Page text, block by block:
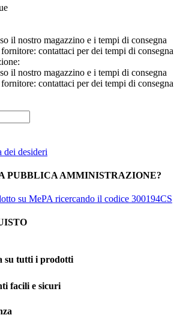
il nostro magazzino e i tempi di consegna
contattaci per dei tempi di consegna
il nostro magazzino e i tempi di consegna
contattaci per dei tempi di consegna
dei desideri
PUBBLICA AMMINISTRAZIONE?
su MePA ricercando il codice 300194CS
su tutti i prodotti
facili e sicuri